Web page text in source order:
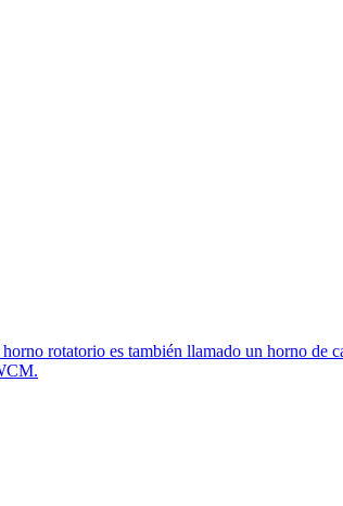
rotatorio es también llamado un horno